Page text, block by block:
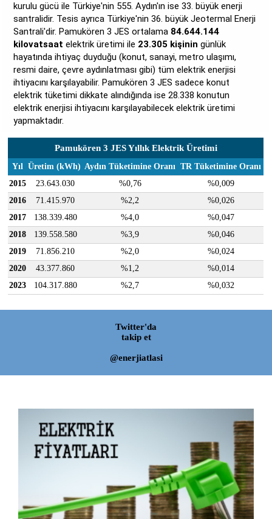
kurulu gücü ile Türkiye'nin 555. Aydın'ın ise 33. büyük enerji
santralidir. Tesis ayrıca Türkiye'nin 36. büyük Jeotermal Enerji
Santrali'dir. Pamukören 3 JES ortalama 84.644.144
kilovatsaat elektrik üretimi ile 23.305 kişinin günlük
hayatında ihtiyaç duyduğu (konut, sanayi, metro ulaşımı,
resmi daire, çevre aydınlatması gibi) tüm elektrik enerjisi
ihtiyacını karşılayabilir. Pamukören 3 JES sadece konut
elektrik tüketimi dikkate alındığında ise 28.338 konutun
elektrik enerjisi ihtiyacını karşılayabilecek elektrik üretimi
yapmaktadır.
Pamukören 3 JES Yıllık Elektrik Üretimi
Yıl Üretim (kWh) Aydın Tüketimine Oranı TR Tüketimine Oranı
2015
23.643.030 %0,76
%0,009
2016
71.415.970 %2,2
%0,026
2017
138.339.480 %4,0
%0,047
2018
139.558.580 %3,9
%0,046
2019
71.856.210 %2,0
%0,024
2020
43.377.860 %1,2
%0,014
2023
104.317.880 %2,7 %0,032
Twitter'da
takip et
@enerjiatlasi